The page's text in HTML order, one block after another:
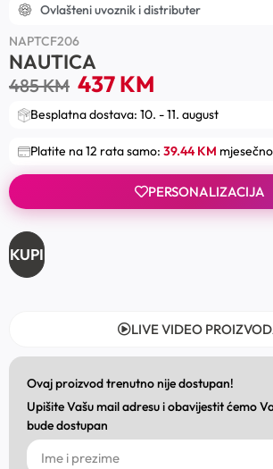
Ovlašteni uvoznik i distributer
NAPTCF206
NAUTICA
485KM 437KM
Besplatna dostava: 10. - 11. august
Platite na 12 rata samo: 39.44 KM
PERSONALIZACIJA
KUPI
LIVE VIDEO
Ovaj proizvod trenutno nije dostupan!
Upišite Vašu mail adresu i obavijestit ćemo
bude dostupan